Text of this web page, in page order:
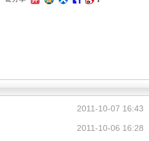
2011-10-07 16:43
2011-10-06 16:28